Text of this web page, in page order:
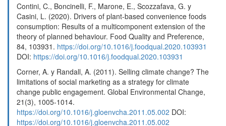
Contini, C., Boncinelli, F., Marone, E., Scozzafava, G. y
Casini, L. (2020). Drivers of plant-based convenience foods
consumption: Results of a multicomponent extension of the
theory of planned behaviour. Food Quality and Preference,
84, 103931. https://doi.org/10.1016/j.foodqual.2020.103931
DOI: https://doi.org/10.1016/j.foodqual.2020.103931
Corner, A. y Randall, A. (2011). Selling climate change? The
limitations of social marketing as a strategy for climate
change public engagement. Global Environmental Change,
21(3), 1005-1014.
https://doi.org/10.1016/j.gloenvcha.2011.05.002 DOI:
https://doi.org/10.1016/j.gloenvcha.2011.05.002